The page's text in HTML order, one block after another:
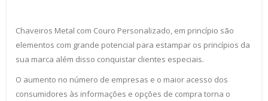
Chaveiros Metal com Couro Personalizado, em princípio são
elementos com grande potencial para estampar os princípios da
sua marca além disso conquistar clientes especiais.
O aumento no número de empresas e o maior acesso dos
consumidores às informações e opções de compra torna o